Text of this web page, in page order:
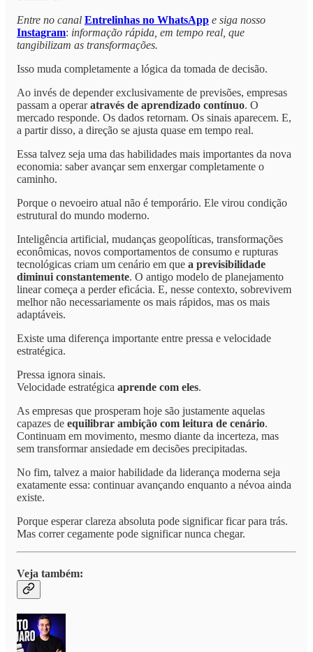
Entre no canal Entrelinhas no WhatsApp e siga nosso
Instagram: informação rápida, em tempo real, que
tangibilizam as transformações.
Isso muda completamente a lógica da tomada de decisão.
Ao invés de depender exclusivamente de previsões, empresas
passam a operaratravés de aprendizado contínuo. O
mercado responde. Os dados retornam. Os sinais aparecem. E,
a partir disso, a direção se ajusta quase em tempo real.
Essa talvez seja uma das habilidades mais importantes da nova
economia: saber avançar sem enxergar completamente o
caminho.
Porque o nevoeiro atual não é temporário. Ele virou condição
estrutural do mundo moderno.
Inteligência artificial, mudanças geopolíticas, transformações
econômicas, novos comportamentos de consumo e rupturas
tecnológicas criam um cenário em que a previsibilidade
diminui constantemente. O antigo modelo de planejamento
linear começa a perder eficácia. E, nesse contexto, sobrevivem
melhor não necessariamente os mais rápidos, mas os mais
adaptáveis.
Existe uma diferença importante entre pressa e velocidade
estratégica.
Pressa ignora sinais.
Velocidade estratégica aprende com eles.
As empresas que prosperam hoje são justamente aquelas
capazes de equilibrar ambição com leitura de cenário.
Continuam em movimento, mesmo diante da incerteza, mas
sem transformar ansiedade em decisões precipitadas.
No fim, talvez a maior habilidade da liderança moderna seja
exatamente essa: continuar avançando enquanto a névoa ainda
existe.
Porque esperar clareza absoluta pode significar ficar para trás.
Mas correr cegamente pode significar nunca chegar.
Veja também: